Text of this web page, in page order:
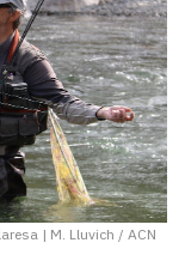
| M. Lluvich / ACN